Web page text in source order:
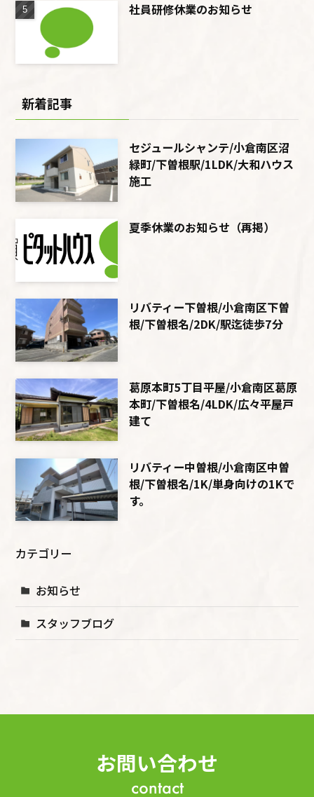
社員研修休業のお知らせ
新着記事
セジュールシャンテ/小倉南区沼
緑町/下曽根駅/1LDK/大和ハウス
施工
夏季休業のお知らせ（再掲）
リバティー下曽根/小倉南区下曽
根/下曽根名/2DK/駅迄徒歩7分
葛原本町5丁目平屋/小倉南区葛原
本町/下曽根名/4LDK/広々平屋戸
建て
リバティー中曽根/小倉南区中曽
根/下曽根名/1K/単身向けの1Kで
す。
カテゴリー
お知らせ
スタッフブログ
お問い合わせ
contact